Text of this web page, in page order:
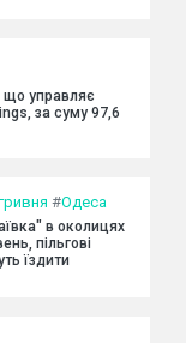
що управляє
за суму 97,6
#Одеса
в околицях
пільгові
їздити